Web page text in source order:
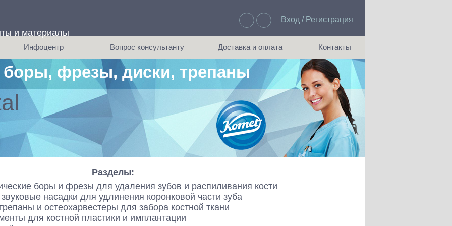
сервиса
вопросы
и материалы
Вход / Регистрация
ценам
Инфоцентр
видео от Komet Dental
статьи по инструментам Komet
Вопрос консультанту
Вызвать мед представителя
Заказать обратный звонок
Доставка и оплата
Условия доставки и оплаты
Контакты
Как с нами связаться
боры, фрезы, диски, трепаны
Разделы:
боры и фрезы для удаления зубов и распиливания кости
насадки для удлинения коронковой части зуба
и остеохарвестеры для забора костной ткани
для костной пластики и имплантации